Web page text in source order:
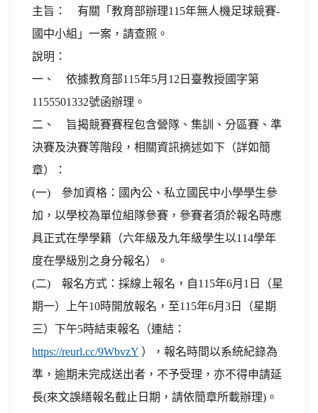
主旨： 有關「教育部辦理115年無人機足球競賽-
國中小組」一案，請查照。
說明：
一、 依據教育部115年5月12日臺教授國字第
1155501332號函辦理。
二、 旨揭競賽賽程包含營隊、集訓、分區賽、準
決賽及決賽等階段，相關資訊摘述如下（詳如簡
章）：
(一) 參加資格：國內公、私立國民中小學學生參
加，以學校為單位組隊參賽，參賽者須於報名時應
具正式在學學籍（六年級及九年級學生以114學年
度在學級別之身分報名）。
(二) 報名方式：採線上報名，自115年6月1日（星
期一）上午10時開放報名，至115年6月3日（星期
三）下午5時結束報名（連結：
https://reurl.cc/9WbvzY ），報名時間以系統紀錄為
準，逾期未完成送出者，不予受理，亦不得申請延
長(來文誤繕報名截止日期，請依簡章所載辦理)。